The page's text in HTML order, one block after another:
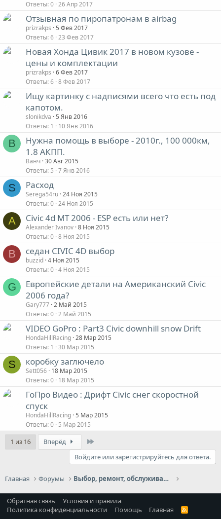
Ответы 0 26 Апр 2017
Отзывная по пиропатронам в airbag
prizrakps 5 Фев 2017
Ответы 6 23 Фев 2017
Новая Хонда Цивик 2017 в новом кузове -
цены и комплектации
prizrakps 6 Фев 2017
Ответы 6 8 Фев 2017
Ищу картинку с надписями всего что есть под
капотом.
slonikdva 5 Янв 2016
Ответы 1 10 Янв 2016
В
Нужна помощь в выборе - 2010г., 100 000км,
1.8 АКПП.
Ванч 30 Авг 2015
Ответы 5 7 Янв 2016
S Расход
Serega54ru 24 Ноя 2015
Ответы 0 24 Ноя 2015
A Civic 4d MT 2006 - ESP есть или нет?
Alexander Ivanov 8 Ноя 2015
Ответы 0 8 Ноя 2015
B седан CIVIC 4D выбор
buzzid 4 Ноя 2015
Ответы 0 4 Ноя 2015
G
Европейские детали на Американский Civiс
2006 года?
Gary777 2 Май 2015
Ответы 0 2 Май 2015
VIDEO GoPro : Part3 Civic downhill snow Drift
HondaHillRacing 28 Мар 2015
Ответы 1 30 Мар 2015
S коробку заглючело
Sett056 18 Мар 2015
Ответы 0 18 Мар 2015
ГоПро Видео : Дрифт Civic снег скоростной
спуск
HondaHillRacing 5 Мар 2015
Ответы 0 5 Мар 2015
1 из 16 Вперёд
Войдите или зарегистрируйтесь для ответа.
Главная Форумы Выбор, ремонт, обслуживание и эксплуатация
Обратная связь
Условия и правила
Политика конфиденциальности
Помощь Главная
R